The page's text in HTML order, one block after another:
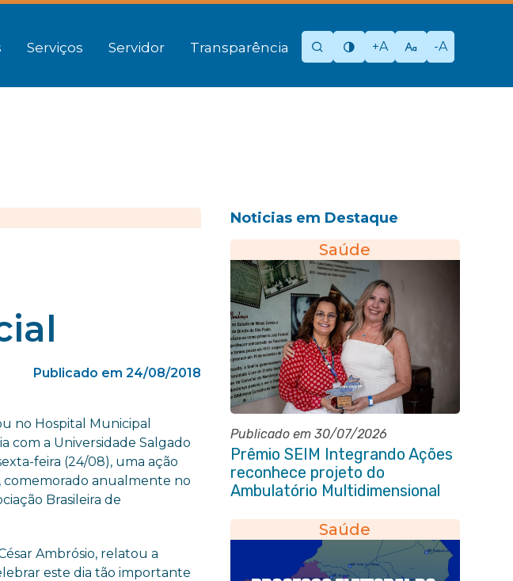
Serviços Servidor Transparência +A -A
Publicado em 24/08/2018
no Hospital Municipal
com a Universidade Salgado
feira (24/08), uma ação
comemorado anualmente no
Brasileira de
Ambrósio, relatou a
este dia tão importante
Noticias em Destaque
Saúde
Publicado em 30/07/2026
Prêmio SEIM Integrando Ações
reconhece projeto do
Ambulatório Multidimensional
Saúde